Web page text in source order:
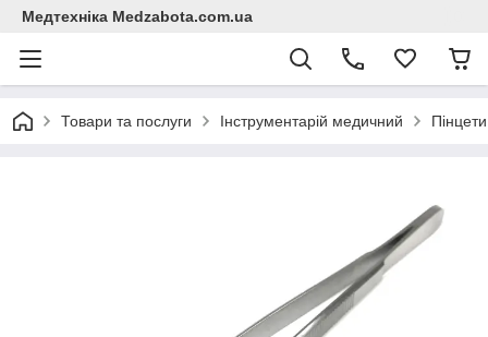
Медтехніка Medzabota.com.ua
Товари та послуги Інструментарій медичний Пінцети